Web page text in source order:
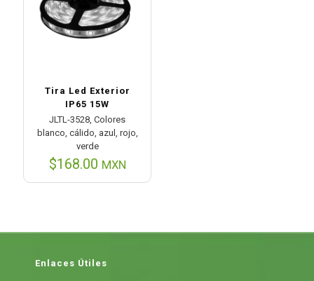
Tira Led Exterior
IP65 15W
JLTL-3528, Colores
blanco, cálido, azul, rojo,
verde
$168.00 MXN
Enlaces Útiles